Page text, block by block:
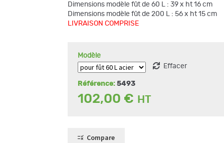
Dimensions modèle fût de 60 L : 39 x ht 16 cm
Dimensions modèle fût de 200 L : 56 x ht 15 cm
LIVRAISON COMPRISE
Modèle
Effacer
Référence: 5493
102,00 €
Compare